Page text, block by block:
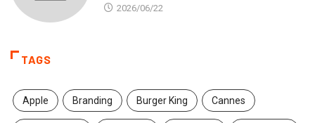
2026/06/22
TAGS
Apple Branding Burger King Cannes